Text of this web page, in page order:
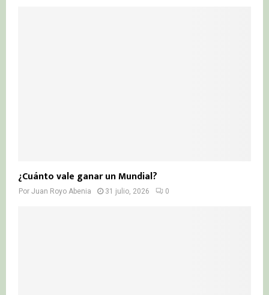
¿Cuánto vale ganar un Mundial?
Por Juan Royo Abenia 31 julio, 2026 0